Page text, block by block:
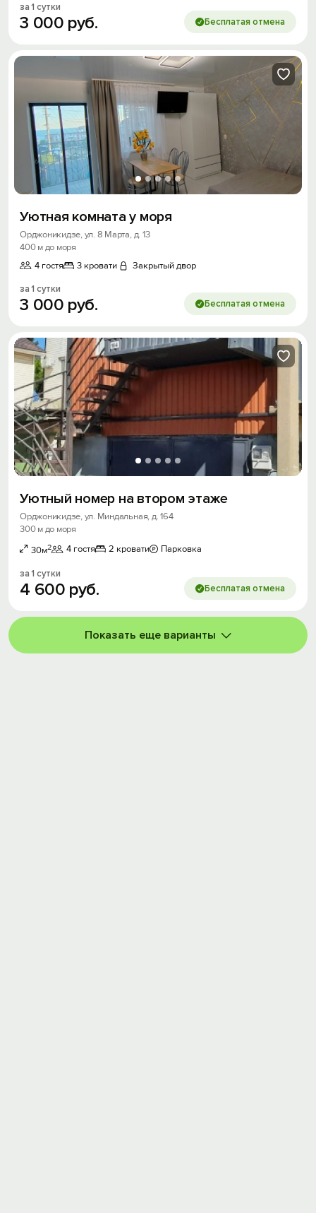
за 1 сутки
3 000 руб. Бесплатая отмена
Уютная комната у моря
Орджоникидзе, ул. 8 Марта, д. 13
400 м до моря
4 гостя
3 кровати Закрытый двор
за 1 сутки
3 000 руб. Бесплатая отмена
Уютный номер на втором этаже
Орджоникидзе, ул. Миндальная, д. 164
300 м до моря
30м2 4 гостя 2 кровати Парковка
за 1 сутки
4 600 руб. Бесплатая отмена
Показать еще варианты